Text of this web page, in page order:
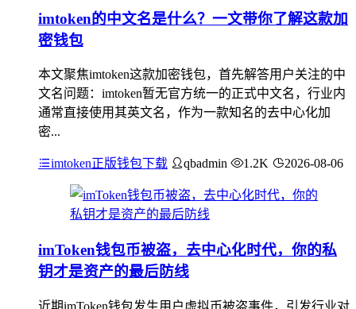
imtoken的中文名是什么？一文带你了解这款加
密钱包
本文聚焦imtoken这款加密钱包，首先解答用户关注的中
文名问题：imtoken暂无官方统一的正式中文名，行业内
通常直接使用其英文名，作为一款知名的去中心化加
密...
imtoken正版钱包下载 qbadmin 1.2K 2026-08-06
imToken钱包币被盗，去中心化时代，你的私
钥才是资产的最后防线
近期imToken钱包发生用户虚拟币被盗事件，引发行业对